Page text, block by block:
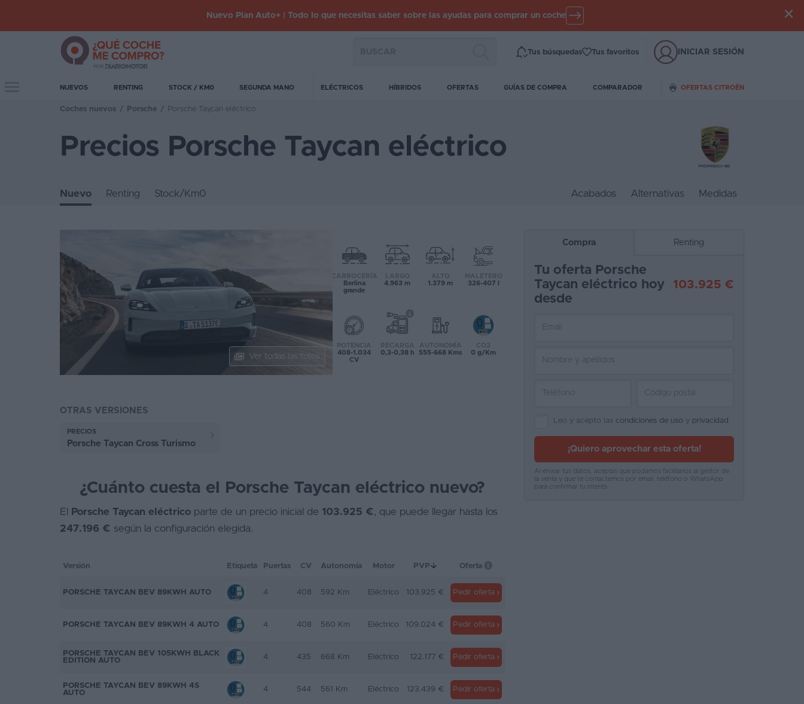
Suscripción
Comparador
Nuevo Plan Auto+ | Todo lo que necesitas saber sobre las ayudas para comprar un coche
Tus búsquedas Tus favoritos INICIAR SESIÓN
NUEVOS RENTING STOCK / KM0 SEGUNDA MANO ELÉCTRICOS HÍBRIDOS OFERTAS GUÍAS DE COMPRA COMPARADOR OFERTAS CITROËN
Coches nuevos / Porsche / Porsche Taycan eléctrico
Precios Porsche Taycan eléctrico
Nuevo Renting Stock/Km0 Acabados Alternativas Medidas
Ver todas las fotos
CARROCERÍA
Berlina
grande
LARGO
4.963 m
ALTO
1.379 m
MALETERO
326-407 l
POTENCIA
408-1.034
CV
RECARGA
0,3-0,38 h
AUTONOMÍA
555-668 Kms
CO2
0 g/Km
Compra Renting
Tu oferta Porsche
Taycan eléctrico hoy
desde
103.925 €
Leo y acepto las condiciones de uso y privacidad
¡Quiero aprovechar esta oferta!
Al enviar tus datos, aceptas que podamos facilitarlos al gestor de
la venta y que te contactemos por email, teléfono o WhatsApp
para confirmar tu interés.
OTRAS VERSIONES
PRECIOS
Porsche Taycan Cross Turismo
¿Cuánto cuesta el Porsche Taycan eléctrico nuevo?
El Porsche Taycan eléctrico parte de un precio inicial de 103.925 €, que puede llegar hasta los
247.196 € según la configuración elegida.
Versión Etiqueta Puertas CV Autonomía Motor PVP Oferta
PORSCHE TAYCAN BEV 89KWH AUTO 4 408 592 Km Eléctrico 103.925 € Pedir oferta
PORSCHE TAYCAN BEV 89KWH 4 AUTO 4 408 560 Km Eléctrico 109.024 € Pedir oferta
PORSCHE TAYCAN BEV 105KWH BLACK
EDITION AUTO
4 435 668 Km Eléctrico 122.177 € Pedir oferta
PORSCHE TAYCAN BEV 89KWH 4S
AUTO
4 544 561 Km Eléctrico 123.439 € Pedir oferta